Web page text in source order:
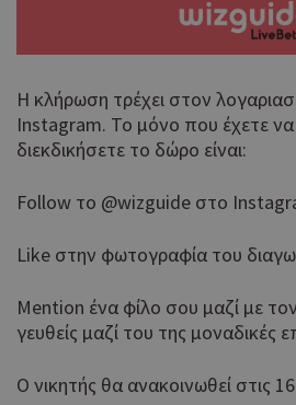
H κλήρωση τρέχει στον
Instagram. Το μόνο που έχετε να
διεκδικήσετε το δώρο είναι:
Follow το @wizguide στο
Like στην φωτογραφία του
Mention ένα φίλο σου μαζί με
γευθείς μαζί του της μοναδικές
Ο νικητής θα ανακοινωθεί στις